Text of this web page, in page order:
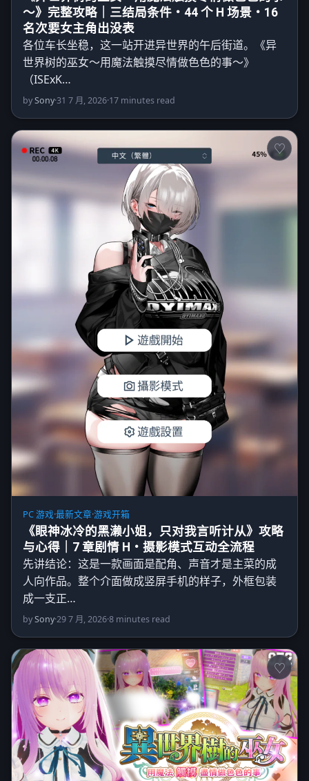
～》完整攻略｜三结局条件・44 个 H 场景・16
名次要女主角出没表
各位车长坐稳，这一站开进异世界的午后街道。《异
世界树的巫女～用魔法触摸尽情做色色的事～》
（ISExK…
bySony·31 7 月, 2026·17 minutes read
PC 游戏·最新文章·游戏开箱
《眼神冰冷的黑濑小姐，只对我言听计从》攻略
与心得｜7 章剧情 H・摄影模式互动全流程
先讲结论：这是一款画面是配角、声音才是主菜的成
人向作品。整个介面做成竖屏手机的样子，外框包装
成一支正…
bySony·29 7 月, 2026·8 minutes read